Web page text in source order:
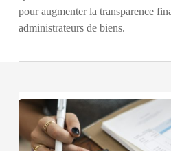
pour augmenter la transparence
administrateurs de biens.